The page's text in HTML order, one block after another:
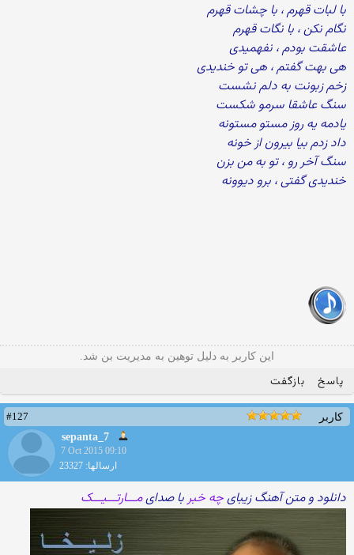
با لبات قهرم ، با چشات قهرم
نگام نکن ، با نگات قهرم
عاشقت بودم ، نفهمیدی
هی بهت گفتم ، هی تو خندیدی
زخم زبونت به دلم نشست
سنگ عاشقا سرمو شکست
یادمه یه روز مستو مستونه
داد زدم بیا بیرون از خونه
سنگ آخر رو ، تو به من بزن
خندیدی گفتی ، برو دیوونه
این کاربر به دلیل توهین به مدیریت بن شد.
پاسخ بازگفت
کاربر
#127
sepanta_7
7 Oct 2015 09:10
ارسالها: 23327
دانلود و متن آهنگ زیبایچه خبربا صدایمـــارتـــیـــک